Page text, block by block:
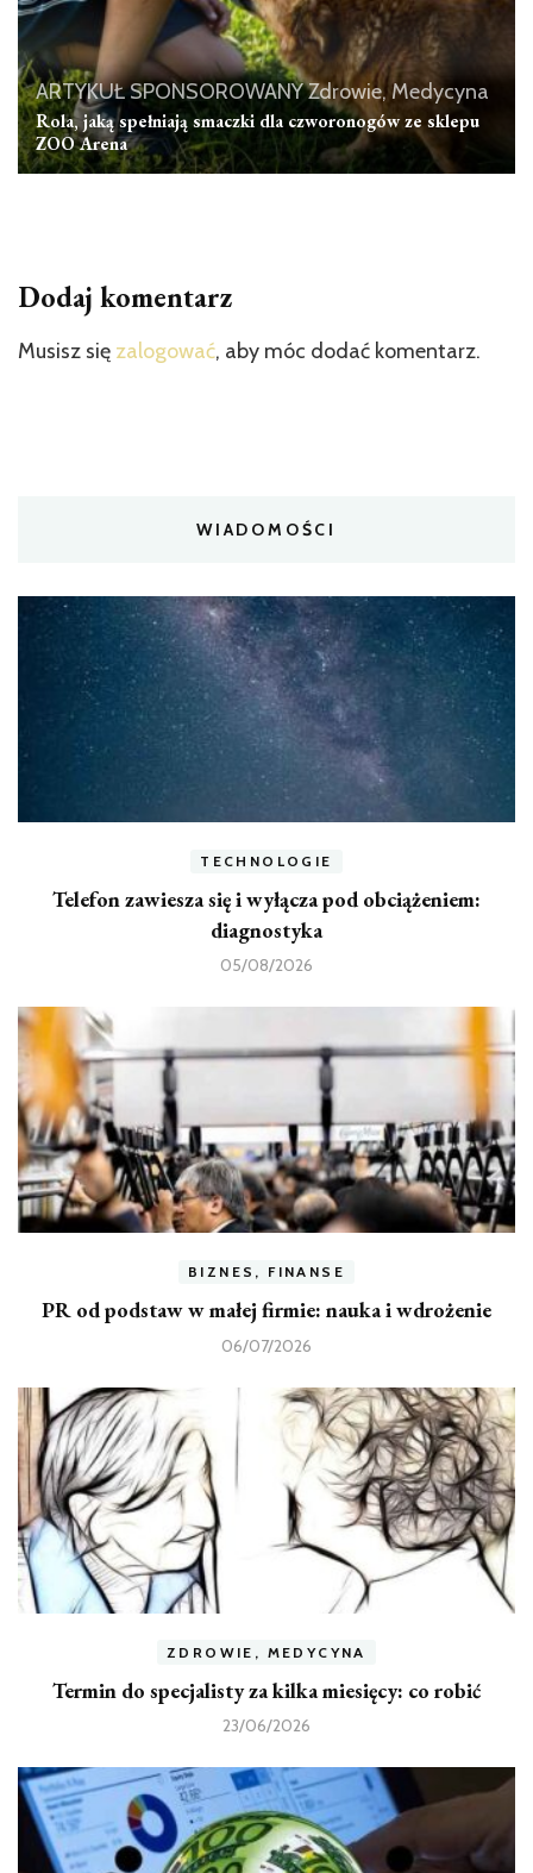
ARTYKUŁ SPONSOROWANYZdrowie, Medycyna
Rola, jaką spełniają smaczki dla czworonogów ze sklepu
ZOO Arena
Dodaj komentarz
Musisz się zalogować, aby móc dodać komentarz.
WIADOMOŚCI
TECHNOLOGIE
Telefon zawiesza się i wyłącza pod obciążeniem:
diagnostyka
05/08/2026
BIZNES, FINANSE
PR od podstaw w małej firmie: nauka i wdrożenie
06/07/2026
ZDROWIE, MEDYCYNA
Termin do specjalisty za kilka miesięcy: co robić
23/06/2026